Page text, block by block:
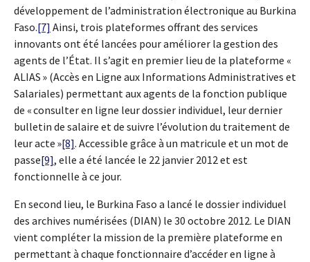
développement de l’administration électronique au Burkina
Faso.[7] Ainsi, trois plateformes offrant des services
innovants ont été lancées pour améliorer la gestion des
agents de l’État. Il s’agit en premier lieu de la plateforme «
ALIAS » (Accès en Ligne aux Informations Administratives et
Salariales) permettant aux agents de la fonction publique
de « consulter en ligne leur dossier individuel, leur dernier
bulletin de salaire et de suivre l’évolution du traitement de
leur acte »[8]. Accessible grâce à un matricule et un mot de
passe[9], elle a été lancée le 22 janvier 2012 et est
fonctionnelle à ce jour.
En second lieu, le Burkina Faso a lancé le dossier individuel
des archives numérisées (DIAN) le 30 octobre 2012. Le DIAN
vient compléter la mission de la première plateforme en
permettant à chaque fonctionnaire d’accéder en ligne à